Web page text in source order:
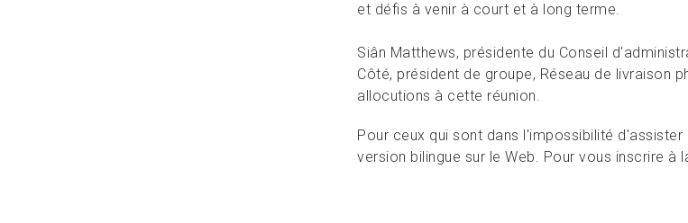
et défis à venir à court et à long terme.
Siân Matthews, présidente du Conseil
Côté, président de groupe, Réseau de livraison
allocutions à cette réunion.
Pour ceux qui sont dans l'impossibilité
version bilingue sur le Web. Pour vous inscrire à